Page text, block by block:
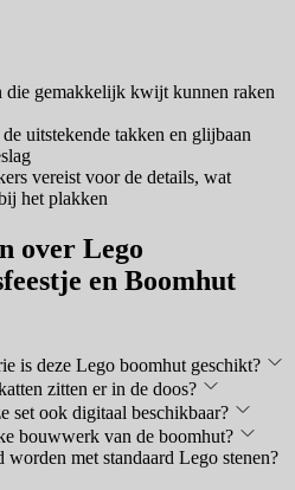
die gemakkelijk kwijt kunnen raken
uitstekende takken en glijbaan
vereist voor de details, wat
het plakken
over Lego
en Boomhut
is deze Lego boomhut geschikt?
zitten er in de doos?
set ook digitaal beschikbaar?
bouwwerk van de boomhut?
worden met standaard Lego stenen?